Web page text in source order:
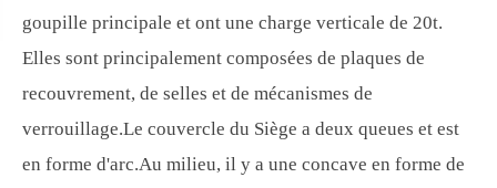
goupille principale et ont une charge verticale de 20t.
Elles sont principalement composées de plaques de
recouvrement, de selles et de mécanismes de
verrouillage.Le couvercle du Siège a deux queues et est
en forme d'arc.Au milieu, il y a une concave en forme de